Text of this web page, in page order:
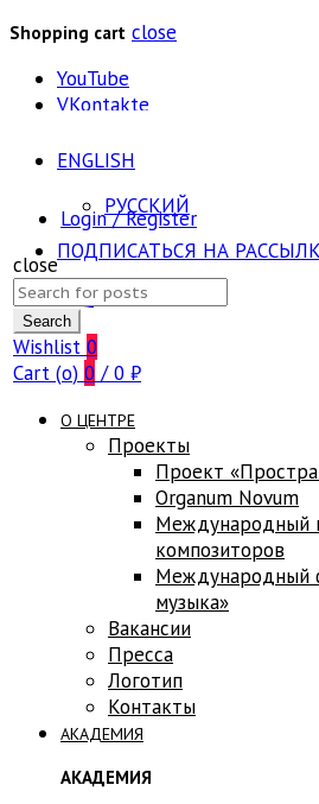
Shopping cart close
YouTube
VKontakte
ENGLISH
РУССКИЙ
ПОДПИСАТЬСЯ НА
FAQ
Login / Register
close
Search
for:
Search
Wishlist 0
Cart (o) 0 / 0 ₽
О ЦЕНТРЕ
Проекты
Проект
Оrganum Novum
Международный
композиторов
Международный
музыка»
Вакансии
Пресса
Логотип
Контакты
АКАДЕМИЯ
АКАДЕМИЯ